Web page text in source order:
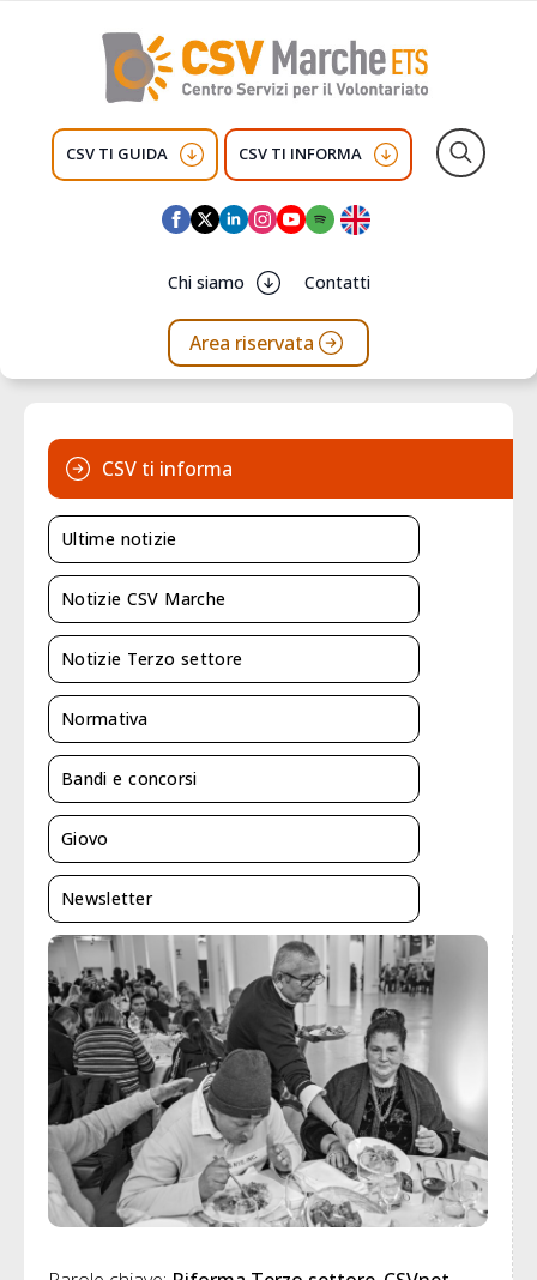
CSV TI GUIDA CSV TI INFORMA
Chi siamo Contatti
Area riservata
CSV ti informa
Ultime notizie
Notizie CSV Marche
Notizie Terzo settore
Normativa
Bandi e concorsi
Giovo
Newsletter